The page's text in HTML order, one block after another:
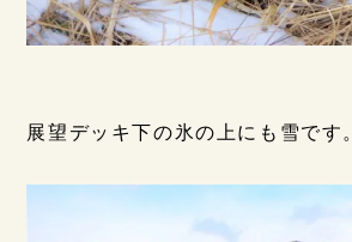
展望デッキ下の氷の上にも雪です。